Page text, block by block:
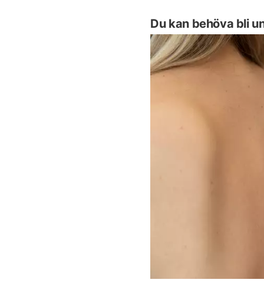
Du kan behöva bli